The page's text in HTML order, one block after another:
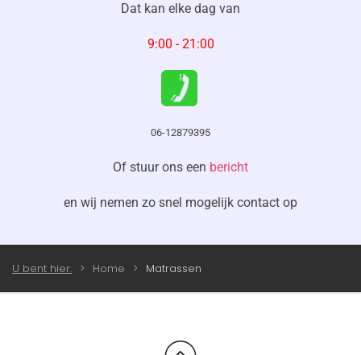
Dat kan elke dag van
9:00 - 21:00
06-12879395
Of stuur ons een bericht
en wij nemen zo snel mogelijk contact op
U bent hier: Home Matrassen